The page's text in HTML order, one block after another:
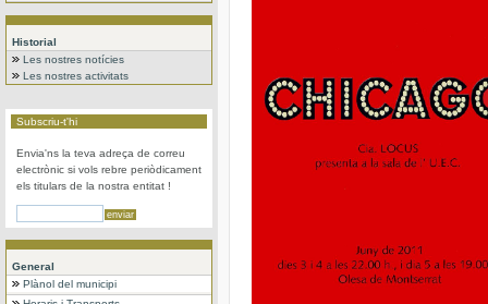
Historial
Les nostres notícies
Les nostres activitats
Subscriu-t'hi
Envia'ns la teva adreça de correu
electrònic si vols rebre periòdicament
els titulars de la nostra entitat !
General
Plànol del municipi